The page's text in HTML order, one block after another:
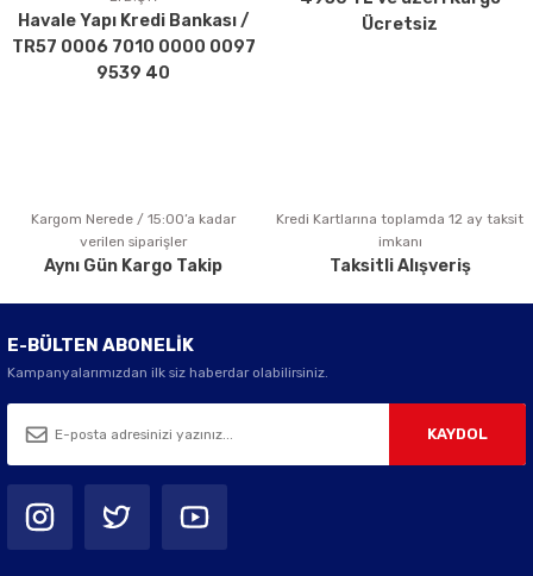
Ürün fiyatı diğer sitelerden daha pahalı.
Bu ürüne benzer farklı alternatifler olmalı.
Gönder
Havale Yapı Kredi Bankası /
TR57 0006 7010 0000 0097
9539 40
Ücretsiz
Kargom Nerede / 15:00’a kadar
verilen siparişler
Aynı Gün Kargo Takip
Kredi Kartlarına toplamda 12 ay taksit
imkanı
Taksitli Alışveriş
E-BÜLTEN ABONELİK
Kampanyalarımızdan ilk siz haberdar olabilirsiniz.
KAYDOL